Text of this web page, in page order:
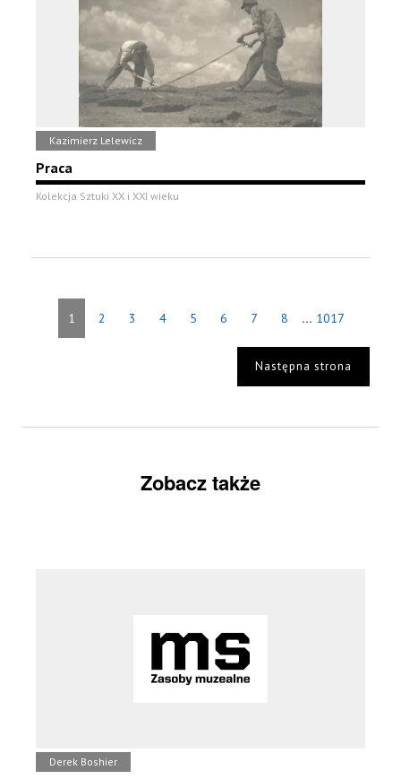
Kazimierz Lelewicz
Praca
Kolekcja Sztuki XX i XXI wieku
1 2 3 4 5 6 7 8 ... 1017
Następna strona
Zobacz także
Derek Boshier